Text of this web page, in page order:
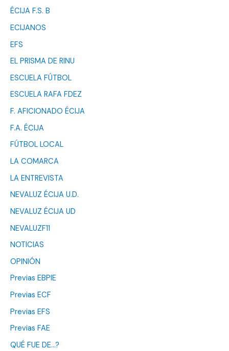
ÉCIJA F.S. B
ECIJANOS
EFS
EL PRISMA DE RINU
ESCUELA FÚTBOL
ESCUELA RAFA FDEZ
F. AFICIONADO ÉCIJA
F.A. ÉCIJA
FÚTBOL LOCAL
LA COMARCA
LA ENTREVISTA
NEVALUZ ÉCIJA U.D.
NEVALUZ ÉCIJA UD
NEVALUZF11
NOTICIAS
OPINIÓN
Previas EBPIE
Previas ECF
Previas EFS
Previas FAE
QUÉ FUE DE…?